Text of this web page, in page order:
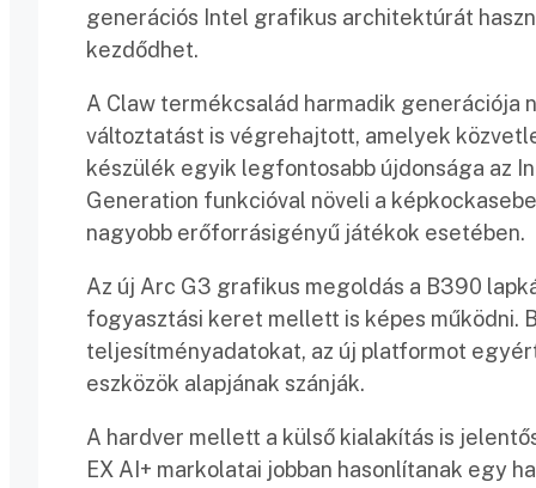
generációs Intel grafikus architektúrát
kezdődhet.
A Claw termékcsalád harmadik generációja
változtatást is végrehajtott, amelyek
készülék egyik legfontosabb újdonsága az
Generation funkcióval növeli a
nagyobb erőforrásigényű játékok esetében.
Az új Arc G3 grafikus megoldás a B390
fogyasztási keret mellett is képes működni.
teljesítményadatokat, az új platformot
eszközök alapjának szánják.
A hardver mellett a külső kialakítás is
EX AI+ markolatai jobban hasonlítanak egy